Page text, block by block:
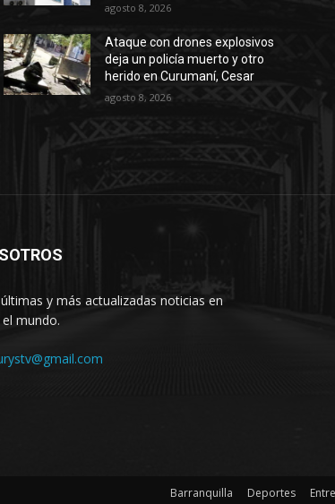
agosto 8, 2026
Ataque con drones explosivos
deja un policía muerto y otro
herido en Curumaní, Cesar
agosto 8, 2026
y más actualizadas noticias en
mundo.
Barranquilla Deportes